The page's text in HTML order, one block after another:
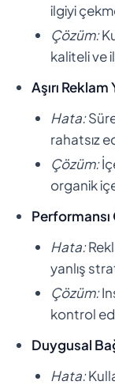
ilgiyi
Çözüm:
kaliteli ve
Aşırı
Hata:
rahatsız
Çözüm:
organik
Hata:
yanlış
Çözüm:
kontrol
Duygusal
Hata: